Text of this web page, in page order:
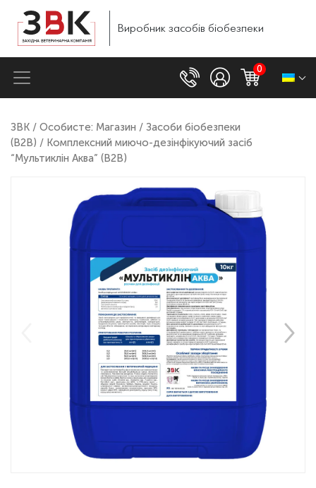
Виробник засобів біобезпеки
0
ЗВК / Особисте: Магазин / Засоби біобезпеки
(B2B) / Комплексний миючо-дезінфікуючий засіб
“Мультиклін Аква” (B2B)